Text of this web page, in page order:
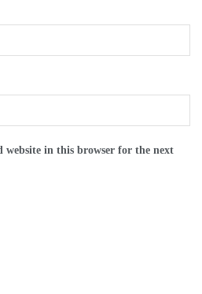
website in this browser for the next